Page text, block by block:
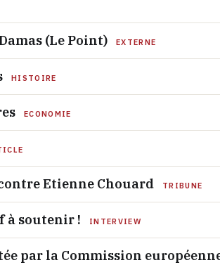
(Le Point) EXTERNE
HISTOIRE
ECONOMIE
Etienne Chouard TRIBUNE
à soutenir ! INTERVIEW
par la Commission